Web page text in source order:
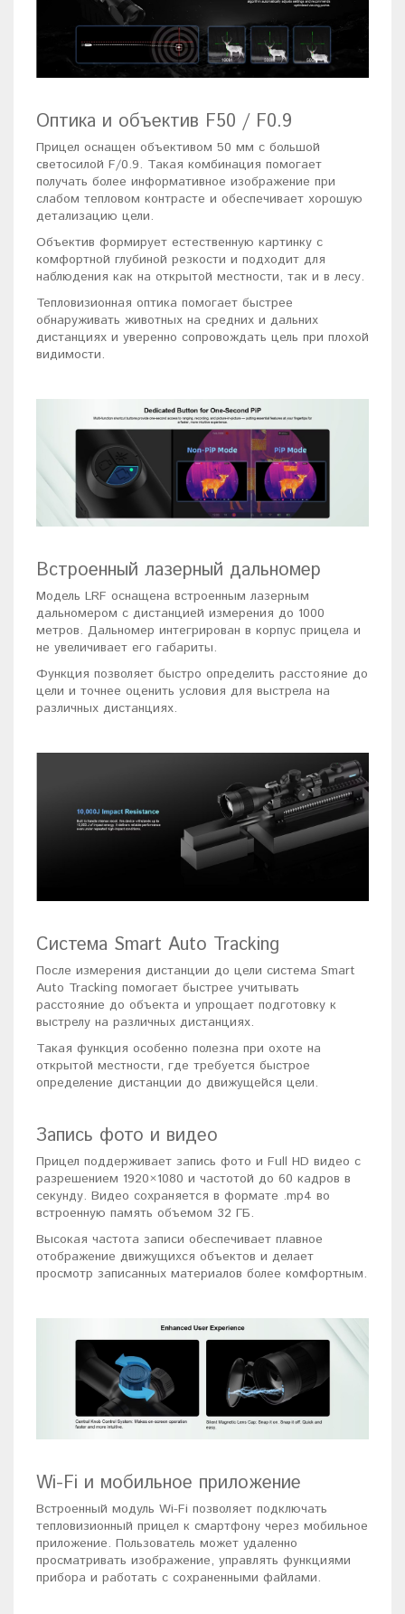
Оптика и объектив F50 / F0.9
Прицел оснащен объективом 50 мм с большой
светосилой F/0.9. Такая комбинация помогает
получать более информативное изображение при
слабом тепловом контрасте и обеспечивает хорошую
детализацию цели.
Объектив формирует естественную картинку с
комфортной глубиной резкости и подходит для
наблюдения как на открытой местности, так и в лесу.
Тепловизионная оптика помогает быстрее
обнаруживать животных на средних и дальних
дистанциях и уверенно сопровождать цель при плохой
видимости.
Встроенный лазерный дальномер
Модель LRF оснащена встроенным лазерным
дальномером с дистанцией измерения до 1000
метров. Дальномер интегрирован в корпус прицела и
не увеличивает его габариты.
Функция позволяет быстро определить расстояние до
цели и точнее оценить условия для выстрела на
различных дистанциях.
Система Smart Auto Tracking
После измерения дистанции до цели система Smart
Auto Tracking помогает быстрее учитывать
расстояние до объекта и упрощает подготовку к
выстрелу на различных дистанциях.
Такая функция особенно полезна при охоте на
открытой местности, где требуется быстрое
определение дистанции до движущейся цели.
Запись фото и видео
Прицел поддерживает запись фото и Full HD видео с
разрешением 1920×1080 и частотой до 60 кадров в
секунду. Видео сохраняется в формате .mp4 во
встроенную память объемом 32 ГБ.
Высокая частота записи обеспечивает плавное
отображение движущихся объектов и делает
просмотр записанных материалов более комфортным.
Wi-Fi и мобильное приложение
Встроенный модуль Wi-Fi позволяет подключать
тепловизионный прицел к смартфону через мобильное
приложение. Пользователь может удаленно
просматривать изображение, управлять функциями
прибора и работать с сохраненными файлами.